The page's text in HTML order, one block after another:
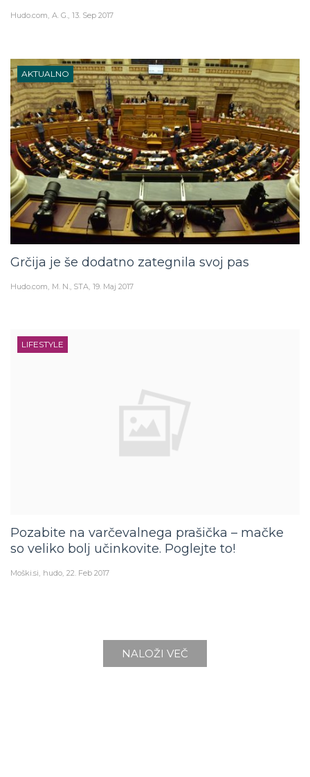
Hudo.com A. G. 13. Sep 2017
AKTUALNO
Grčija je še dodatno zategnila svoj pas
Hudo.com M. N., STA 19. Maj 2017
LIFESTYLE
Pozabite na varčevalnega prašička – mačke
so veliko bolj učinkovite. Poglejte to!
Moški.si hudo 22. Feb 2017
NALOŽI VEČ